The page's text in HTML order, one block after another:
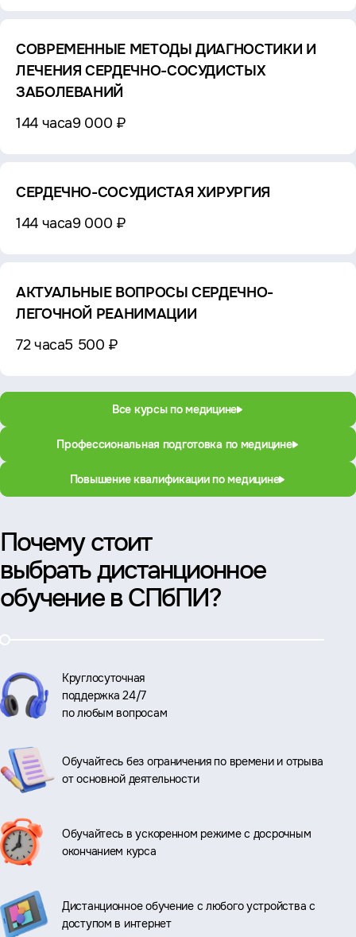
СОВРЕМЕННЫЕ МЕТОДЫ ДИАГНОСТИКИ И
ЛЕЧЕНИЯ СЕРДЕЧНО-СОСУДИСТЫХ
ЗАБОЛЕВАНИЙ
144 часа9 000 ₽
СЕРДЕЧНО-СОСУДИСТАЯ ХИРУРГИЯ
144 часа9 000 ₽
АКТУАЛЬНЫЕ ВОПРОСЫ СЕРДЕЧНО-
ЛЕГОЧНОЙ РЕАНИМАЦИИ
72 часа5 500 ₽
Все курсы по медицине
Профессиональная подготовка по медицине
Повышение квалификации по медицине
Почему стоит
выбрать дистанционное
обучение в СПбПИ?
Круглосуточная
поддержка 24/7
по любым вопросам
Обучайтесь без ограничения по времени и отрыва
от основной деятельности
Обучайтесь в ускоренном режиме с досрочным
окончанием курса
Дистанционное обучение с любого устройства с
доступом в интернет